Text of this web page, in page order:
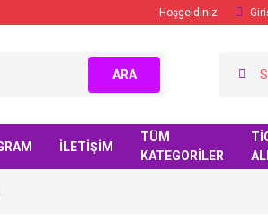
Hoşgeldiniz
ARA
İLETİŞİM
TÜM
KATEGORİLER